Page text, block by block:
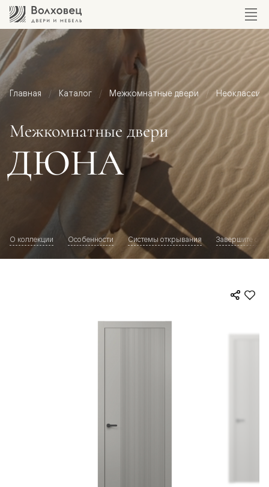
Главная Каталог Межкомнатные двери Неоклассика
Межкомнатные двери
ДЮНА
О коллекции Особенности Системы открывания Завершите